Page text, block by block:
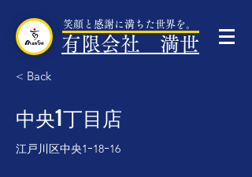
笑顔と感謝に満ちた世界を。
有限会社 満世
< Back
中央1丁目店
江戸川区中央1ｰ18ｰ16